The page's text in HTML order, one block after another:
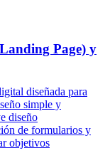
Page) y
diseñada para
simple y
diseño
de formularios y
objetivos